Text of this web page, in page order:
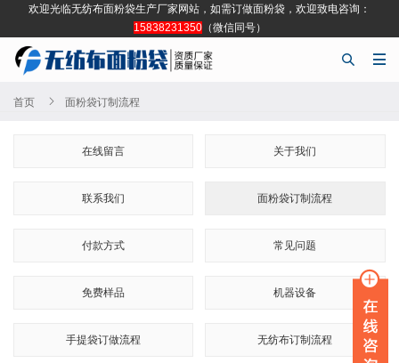
欢迎光临无纺布面粉袋生产厂家网站，如需订做面粉袋，欢迎致电咨询：
15838231350（微信同号）


首页  面粉袋订制流程
在线留言 关于我们
联系我们 面粉袋订制流程
付款方式 常见问题
免费样品 机器设备
手提袋订做流程 无纺布订制流程